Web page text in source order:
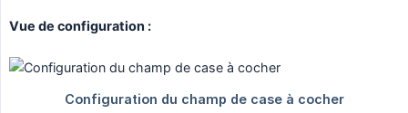
Vue de configuration :